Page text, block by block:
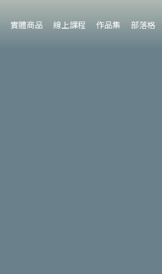
實體商品 線上課程 作品集 部落格